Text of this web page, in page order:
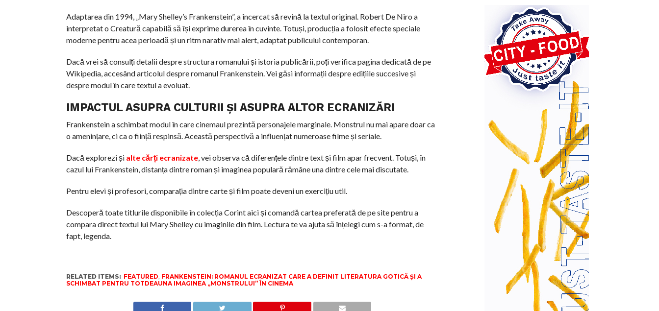
Adaptarea din 1994, „Mary Shelley’s Frankenstein”, a încercat să revină la textul original. Robert De Niro a
interpretat o Creatură capabilă să își exprime durerea în cuvinte. Totuși, producția a folosit efecte speciale
moderne pentru acea perioadă și un ritm narativ mai alert, adaptat publicului contemporan.
Dacă vrei să consulți detalii despre structura romanului și istoria publicării, poți verifica pagina dedicată de pe
Wikipedia, accesând articolul despre romanul Frankenstein. Vei găsi informații despre edițiile succesive și
despre modul în care textul a evoluat.
IMPACTUL ASUPRA CULTURII ȘI ASUPRA ALTOR ECRANIZĂRI
Frankenstein a schimbat modul în care cinemaul prezintă personajele marginale. Monstrul nu mai apare doar ca
o amenințare, ci ca o ființă respinsă. Această perspectivă a influențat numeroase filme și seriale.
Dacă explorezi și alte cărți ecranizate, vei observa că diferențele dintre text și film apar frecvent. Totuși, în
cazul lui Frankenstein, distanța dintre roman și imaginea populară rămâne una dintre cele mai discutate.
Pentru elevi și profesori, comparația dintre carte și film poate deveni un exercițiu util.
Descoperă toate titlurile disponibile în colecția Corint aici și comandă cartea preferată de pe site pentru a
compara direct textul lui Mary Shelley cu imaginile din film. Lectura te va ajuta să înțelegi cum s-a format, de
fapt, legenda.
RELATED ITEMS: FEATURED, FRANKENSTEIN: ROMANUL ECRANIZAT CARE A DEFINIT LITERATURA GOTICĂ ȘI A
SCHIMBAT PENTRU TOTDEAUNA IMAGINEA „MONSTRULUI” ÎN CINEMA